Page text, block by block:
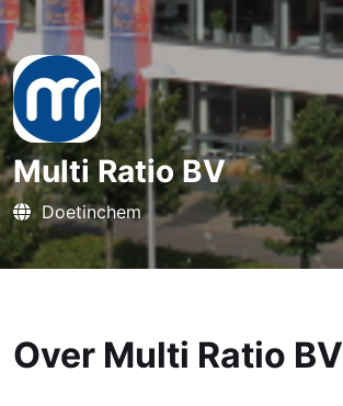
Multi Ratio BV
Doetinchem
Over Multi Ratio BV